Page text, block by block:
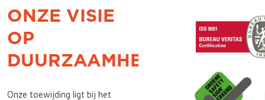
ONZE VISIE
OP
DUURZAAMHEID
Onze toewijding ligt bij het